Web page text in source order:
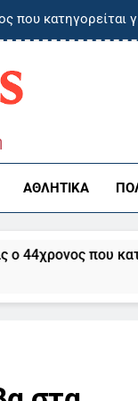
που κατηγορείται
Βίκου-
κατηγορείται για
της Άρτας λόγω
Βίκου-
κατηγορείται
ΑΘΛΗΤΙΚΆ
κατηγορείται